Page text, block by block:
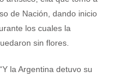
de Nación, dando inicio
los cuales la
sin flores.
la Argentina detuvo su